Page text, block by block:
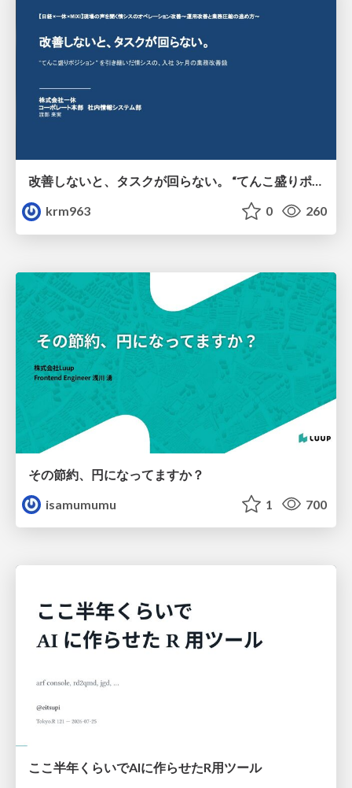
改善しないと、タスクが回らない。 “てんこ盛りポジション” を引き継いだ情シスの、入社3ヶ月の業務改善録
krm963
0 260
その節約、円になってますか？
isamumumu
1 700
ここ半年くらいでAIに作らせたR用ツール